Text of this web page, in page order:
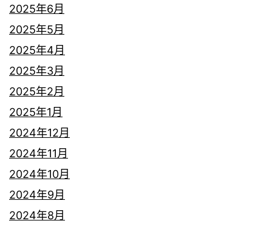
2025年6月
2025年5月
2025年4月
2025年3月
2025年2月
2025年1月
2024年12月
2024年11月
2024年10月
2024年9月
2024年8月